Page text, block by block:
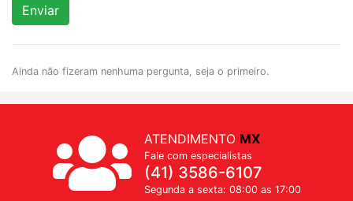
Enviar
Ainda não fizeram nenhuma pergunta, seja o primeiro.
ATENDIMENTO MX
Fale com especialistas
(41) 3586-6107
Segunda a sexta: 08:00 as 17:00